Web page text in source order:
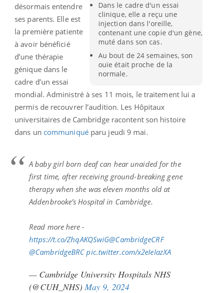
Dans le cadre d'un essai
clinique, elle a reçu une
injection dans l'oreille,
contenant une copie d'un gène,
muté dans son cas.
Au bout de 24 semaines, son
ouïe était proche de la
normale.
désormais entendre
ses parents. Elle est
la première patiente
à avoir bénéficié
d’une thérapie
génique dans le
cadre d’un essai
mondial. Administré à ses 11 mois, le traitement lui a
permis de recouvrer l’audition. Les Hôpitaux
universitaires de Cambridge racontent son histoire
dans un communiquéparu jeudi 9 mai.
A baby girl born deaf can hear unaided for the
first time, after receiving ground-breaking gene
therapy when she was eleven months old at
Addenbrooke’s Hospital in Cambridge.
Read more here -
https://t.co/ZhqAKQSwiG@CambridgeCRF
@CambridgeBRC pic.twitter.com/x2eIeIazXA
— Cambridge University Hospitals NHS
(@CUH_NHS) May 9, 2024